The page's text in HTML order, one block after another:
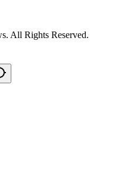
All Rights Reserved.